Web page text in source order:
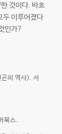
것이다. 바흐
두 이루어졌다
인가?
의 역사>. 서
북스.